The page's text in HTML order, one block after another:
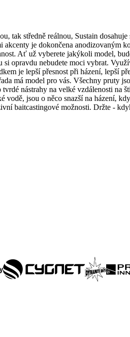
tak středně reálnou, Sustain
je dokončena anodizovaným
Ať už vyberete jakýkoli model,
si opravdu nebudete moci vybrat.
je lepší přesnost při házení, lepší
má model pro vás. Všechny pruty
nástrahy na velké vzdálenosti na
jsou o něco snazší na házení,
baitcastingové možnosti. Držte -